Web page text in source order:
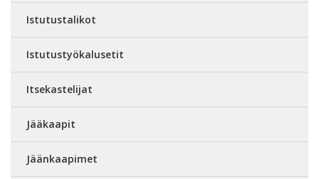
Istutustalikot
Istutustyökalusetit
Itsekastelijat
Jääkaapit
Jäänkaapimet